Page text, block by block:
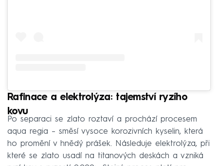
Rafinace a elektrolýza: tajemství ryzího
kovu
Po separaci se zlato roztaví a prochází procesem
aqua regia – směsí vysoce korozivních kyselin, která
ho promění v hnědý prášek. Následuje elektrolýza, při
které se zlato usadí na titanových deskách a vzniká